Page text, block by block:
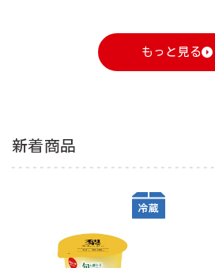
もっと見る
新着商品